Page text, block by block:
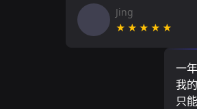
Jing
★★★★★
一
我
只